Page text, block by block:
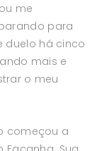
me
para
duelo há cinco
mais e
o meu
começou a